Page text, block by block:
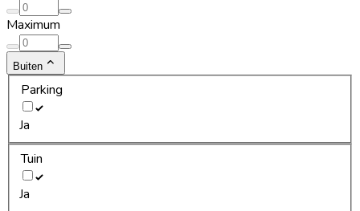
Maximum
Buiten
Parking
Ja
Tuin
Ja